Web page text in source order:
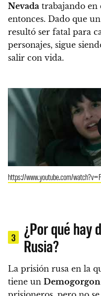
Nevada trabajando en
entonces. Dado que
resultó ser fatal para
personajes, sigue
salir con vida.
https://www.youtube.com/
3
¿Por qué hay
Rusia?
La prisión rusa en la
tiene un Demogorgon